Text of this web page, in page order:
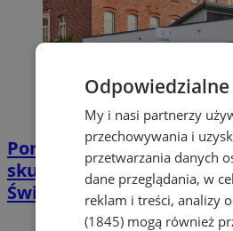
Poradnia leczenia ran
skuteczna terapia
Świętochłowice
My i nasi partnerzy
przechowywania i
przetwarzania danych
dane przeglądania, w
reklam i treści, analizy
(1845)mogą również